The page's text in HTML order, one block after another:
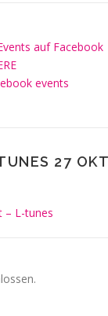
auf Facebook
events
27
– L-tunes